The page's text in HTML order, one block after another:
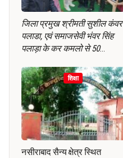
जिला प्रमुख श्रीमती सुशील कंवर
पलाडा, एवं समाजसेवी भंवर सिंह
पलाड़ा के कर कमलो से 50…
शिक्षा
नसीराबाद सैन्य क्षेत्र स्थित